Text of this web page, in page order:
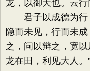
龙，以御天也。云行
君子以成德为行，
隐而未见，行而未
之，问以辩之，宽
龙在田，利见大人